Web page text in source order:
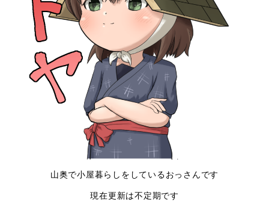
山奥で小屋暮らしをしているおっさんです
現在更新は不定期です